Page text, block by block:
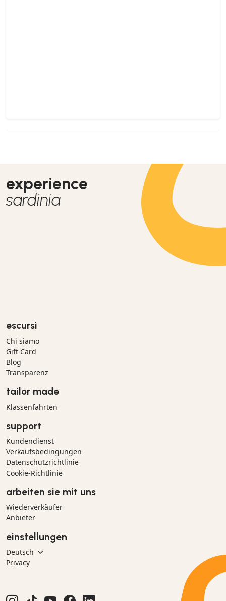
experience
sardinia
escursì
Chi siamo
Gift Card
Blog
Transparenz
tailor made
Klassenfahrten
support
Kundendienst
Verkaufsbedingungen
Datenschutzrichtlinie
Cookie-Richtlinie
arbeiten sie mit uns
Wiederverkäufer
Anbieter
einstellungen
Privacy